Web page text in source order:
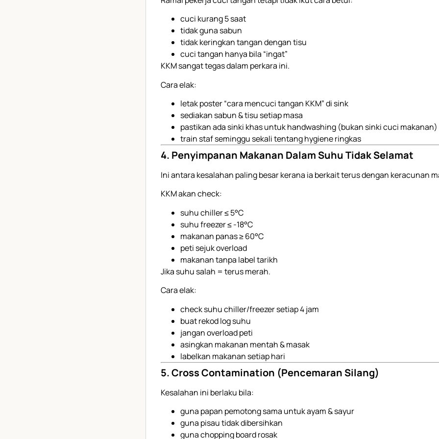
cuci kurang 5 saat
tidak guna sabun
tidak keringkan tangan dengan tisu
cuci tangan hanya bila “ingat”
KKM sangat tegas dalam perkara ini.
Cara elak:
letak poster “cara mencuci tangan KKM” di sink
sediakan sabun & tisu setiap masa
pastikan ada sinki khas untuk handwashing (bukan sinki cuci makanan)
train staf seminggu sekali tentang hygiene ringkas
4. Penyimpanan Makanan Dalam Suhu Tidak Selamat
Ini antara kesalahan paling besar kerana ia berkait terus dengan keracunan
KKM akan check:
suhu chiller ≤ 5°C
suhu freezer ≤ -18°C
makanan panas ≥ 60°C
peti sejuk overload
makanan tanpa label tarikh
Jika suhu salah = terus merah.
Cara elak:
check suhu chiller/freezer setiap 4 jam
buat rekod log suhu
jangan overload peti
asingkan makanan mentah & masak
labelkan makanan setiap hari
5. Cross Contamination (Pencemaran Silang)
Kesalahan ini berlaku bila:
guna papan pemotong sama untuk ayam & sayur
guna pisau tidak dibersihkan
guna chopping board rosak